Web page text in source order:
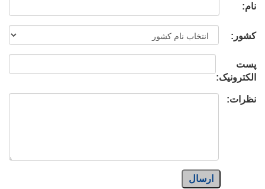
نام:
کشور:
پست
الکترونیک:
نظرات:
ارسال